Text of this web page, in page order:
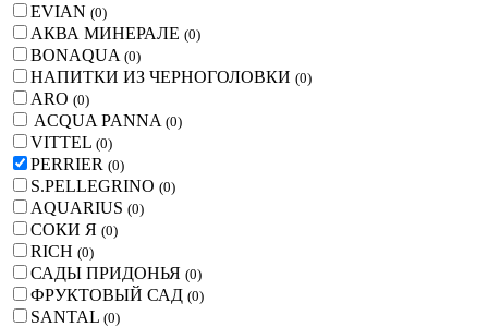
EVIAN (0)
АКВА МИНЕРАЛЕ (0)
BONAQUA (0)
НАПИТКИ ИЗ ЧЕРНОГОЛОВКИ (0)
ARO (0)
ACQUA PANNA (0)
VITTEL (0)
PERRIER (0)
S.PELLEGRINO (0)
AQUARIUS (0)
СОКИ Я (0)
RICH (0)
САДЫ ПРИДОНЬЯ (0)
ФРУКТОВЫЙ САД (0)
SANTAL (0)